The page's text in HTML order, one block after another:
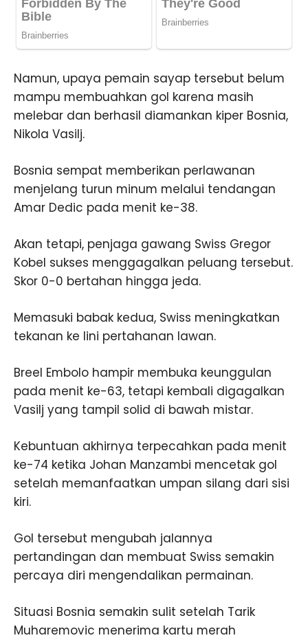
Namun, upaya pemain sayap tersebut belum
mampu membuahkan gol karena masih
melebar dan berhasil diamankan kiper Bosnia,
Nikola Vasilj.
Bosnia sempat memberikan perlawanan
menjelang turun minum melalui tendangan
Amar Dedic pada menit ke-38.
Akan tetapi, penjaga gawang Swiss Gregor
Kobel sukses menggagalkan peluang tersebut.
Skor 0-0 bertahan hingga jeda.
Memasuki babak kedua, Swiss meningkatkan
tekanan ke lini pertahanan lawan.
Breel Embolo hampir membuka keunggulan
pada menit ke-63, tetapi kembali digagalkan
Vasilj yang tampil solid di bawah mistar.
Kebuntuan akhirnya terpecahkan pada menit
ke-74 ketika Johan Manzambi mencetak gol
setelah memanfaatkan umpan silang dari sisi
kiri.
Gol tersebut mengubah jalannya
pertandingan dan membuat Swiss semakin
percaya diri mengendalikan permainan.
Situasi Bosnia semakin sulit setelah Tarik
Muharemovic menerima kartu merah